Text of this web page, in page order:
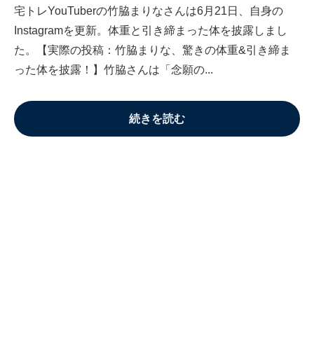
宅トレYouTuberの竹脇まりなさんは6月21日、自身の
Instagramを更新。体重と引き締まった体を披露しまし
た。【実際の投稿：竹脇まりな、驚きの体重&引き締ま
った体を披露！】竹脇さんは「念願の...
続きを読む